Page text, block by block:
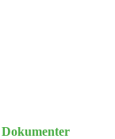
Dokumenter